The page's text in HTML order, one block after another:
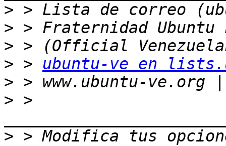
>
>
>
> > ubuntu-ve en
>
> >
> > Modifica tus